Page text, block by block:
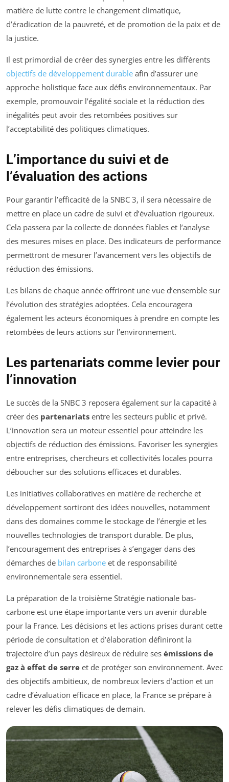
matière de lutte contre le changement climatique,
d’éradication de la pauvreté, et de promotion de la paix et de
la justice.
Il est primordial de créer des synergies entre les différents
objectifs de développement durable afin d’assurer une
approche holistique face aux défis environnementaux. Par
exemple, promouvoir l’égalité sociale et la réduction des
inégalités peut avoir des retombées positives sur
l’acceptabilité des politiques climatiques.
L’importance du suivi et de
l’évaluation des actions
Pour garantir l’efficacité de la SNBC 3, il sera nécessaire de
mettre en place un cadre de suivi et d’évaluation rigoureux.
Cela passera par la collecte de données fiables et l’analyse
des mesures mises en place. Des indicateurs de performance
permettront de mesurer l’avancement vers les objectifs de
réduction des émissions.
Les bilans de chaque année offriront une vue d’ensemble sur
l’évolution des stratégies adoptées. Cela encouragera
également les acteurs économiques à prendre en compte les
retombées de leurs actions sur l’environnement.
Les partenariats comme levier pour
l’innovation
Le succès de la SNBC 3 reposera également sur la capacité à
créer des partenariats entre les secteurs public et privé.
L’innovation sera un moteur essentiel pour atteindre les
objectifs de réduction des émissions. Favoriser les synergies
entre entreprises, chercheurs et collectivités locales pourra
déboucher sur des solutions efficaces et durables.
Les initiatives collaboratives en matière de recherche et
développement sortiront des idées nouvelles, notamment
dans des domaines comme le stockage de l’énergie et les
nouvelles technologies de transport durable. De plus,
l’encouragement des entreprises à s’engager dans des
démarches de bilan carbone et de responsabilité
environnementale sera essentiel.
La préparation de la troisième Stratégie nationale bas-
carbone est une étape importante vers un avenir durable
pour la France. Les décisions et les actions prises durant cette
période de consultation et d’élaboration définiront la
trajectoire d’un pays désireux de réduire ses émissions de
gaz à effet de serre et de protéger son environnement. Avec
des objectifs ambitieux, de nombreux leviers d’action et un
cadre d’évaluation efficace en place, la France se prépare à
relever les défis climatiques de demain.